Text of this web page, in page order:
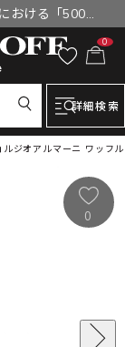
おける「500円
いて
0
詳細検索
ルジオアルマーニ ワッフ
0